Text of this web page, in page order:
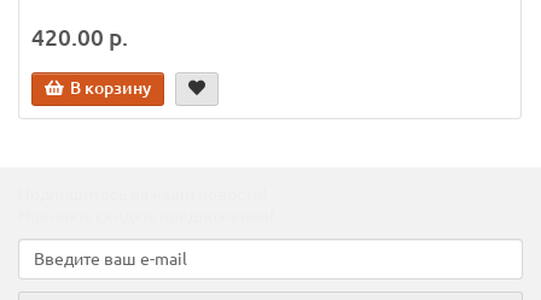
420.00 р.
В корзину